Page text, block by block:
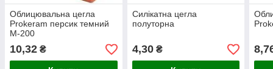
Облицювальна цегла
Prokeram персик темний
М-200
10,32 ₴
Силікатна цегла
полуторна
4,30₴